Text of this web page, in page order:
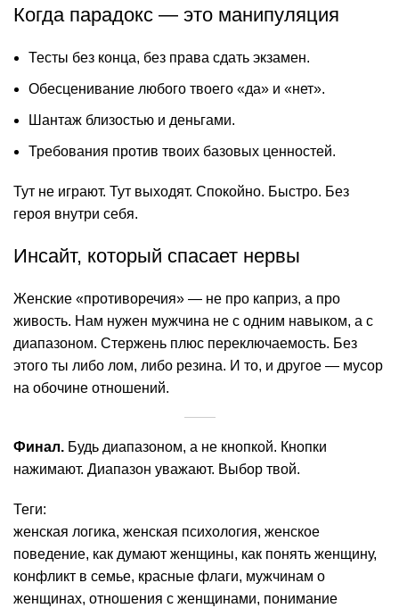
Когда парадокс — это манипуляция
Тесты без конца, без права сдать экзамен.
Обесценивание любого твоего «да» и «нет».
Шантаж близостью и деньгами.
Требования против твоих базовых ценностей.
Тут не играют. Тут выходят. Спокойно. Быстро. Без
героя внутри себя.
Инсайт, который спасает нервы
Женские «противоречия» — не про каприз, а про
живость. Нам нужен мужчина не с одним навыком, а с
диапазоном. Стержень плюс переключаемость. Без
этого ты либо лом, либо резина. И то, и другое — мусор
на обочине отношений.
Финал. Будь диапазоном, а не кнопкой. Кнопки
нажимают. Диапазон уважают. Выбор твой.
Теги:
женская логика, женская психология, женское
поведение, как думают женщины, как понять женщину,
конфликт в семье, красные флаги, мужчинам о
женщинах, отношения с женщинами, понимание